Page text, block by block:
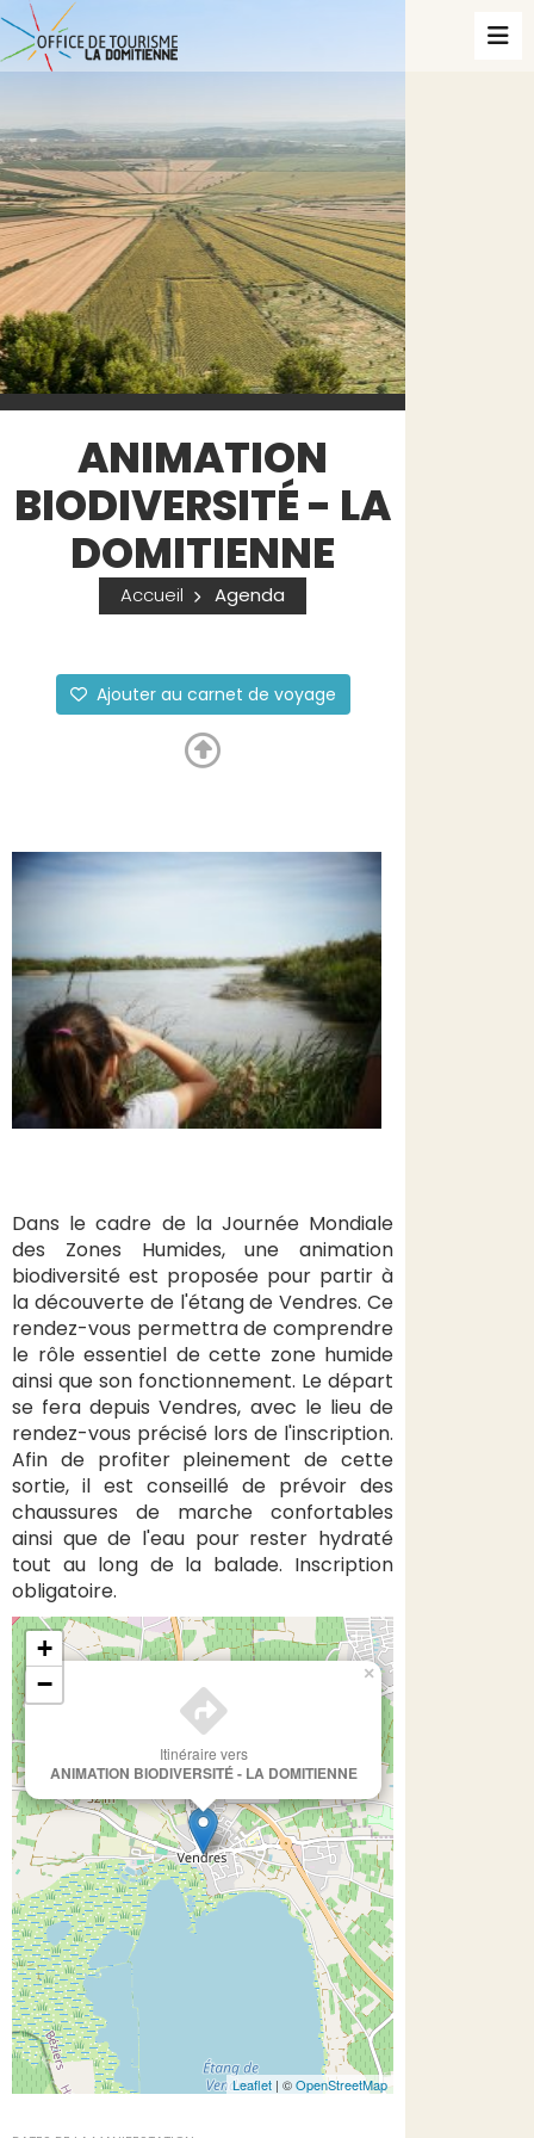
ANIMATION
BIODIVERSITÉ - LA
DOMITIENNE
Accueil Agenda
Ajouter au carnet de voyage
Dans le cadre de la Journée Mondiale
des Zones Humides, une animation
biodiversité est proposée pour partir à
la découverte de l'étang de Vendres. Ce
rendez-vous permettra de comprendre
le rôle essentiel de cette zone humide
ainsi que son fonctionnement. Le départ
se fera depuis Vendres, avec le lieu de
rendez-vous précisé lors de l'inscription.
Afin de profiter pleinement de cette
sortie, il est conseillé de prévoir des
chaussures de marche confortables
ainsi que de l'eau pour rester hydraté
tout au long de la balade. Inscription
obligatoire.
Itinéraire vers
ANIMATION BIODIVERSITÉ - LA DOMITIENNE
×
+
−
Leaflet | ©OpenStreetMap